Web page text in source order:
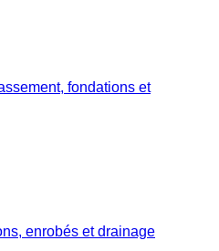
fondations et
enrobés et drainage